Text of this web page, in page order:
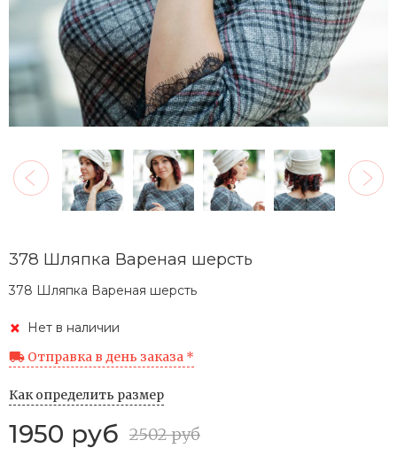
378 Шляпка Вареная шерсть
378 Шляпка Вареная шерсть
Нет в наличии
Отправка в день заказа *
Как определить размер
1950 руб 2502 руб